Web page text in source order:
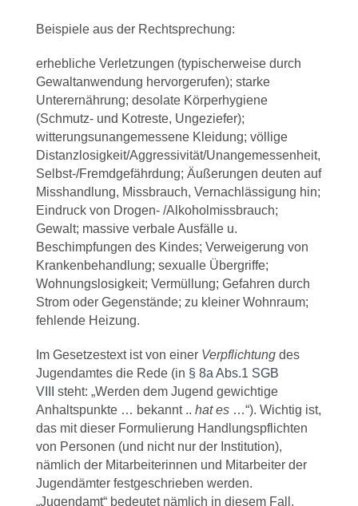
Beispiele aus der Rechtsprechung:
erhebliche Verletzungen (typischerweise durch
Gewaltanwendung hervorgerufen); starke
Unterernährung; desolate Körperhygiene
(Schmutz- und Kotreste, Ungeziefer);
witterungsunangemessene Kleidung; völlige
Distanzlosigkeit/Aggressivität/Unangemessenheit,
Selbst-/Fremdgefährdung; Äußerungen deuten auf
Misshandlung, Missbrauch, Vernachlässigung hin;
Eindruck von Drogen- /Alkoholmissbrauch;
Gewalt; massive verbale Ausfälle u.
Beschimpfungen des Kindes; Verweigerung von
Krankenbehandlung; sexualle Übergriffe;
Wohnungslosigkeit; Vermüllung; Gefahren durch
Strom oder Gegenstände; zu kleiner Wohnraum;
fehlende Heizung.
Im Gesetzestext ist von einer Verpflichtung des
Jugendamtes die Rede (in § 8a Abs.1 SGB
VIII
steht: „Werden dem Jugend gewichtige
Anhaltspunkte … bekannt .. hat es …“). Wichtig ist,
das mit dieser Formulierung Handlungspflichten
von Personen (und nicht nur der Institution),
nämlich der Mitarbeiterinnen und Mitarbeiter der
Jugendämter festgeschrieben werden.
„Jugendamt“ bedeutet nämlich in diesem Fall,